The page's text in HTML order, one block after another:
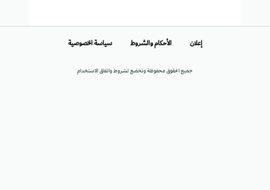
جميع الحقوق محفوظة وتخضع لشروط واتفاق الاستخدام
إعلان الأحكام والشروط سياسة الخصوصية